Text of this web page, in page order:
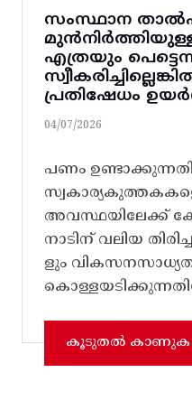
സംസ്ഥാന
എത്രയും
പ്രതിഷേധം
04/07/2026
പണം
അവസ്ഥയിലേക്ക്
നാടിന് വലിയ
ളും
കൂടുതൽ കാണുക